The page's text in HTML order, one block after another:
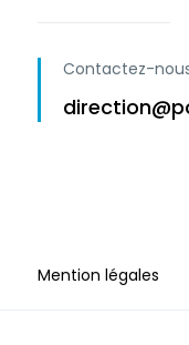
Contactez-
Mention légales